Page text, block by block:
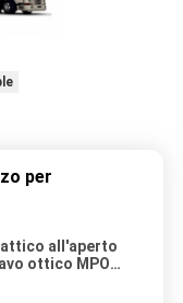
per
all'aperto
ottico MPO